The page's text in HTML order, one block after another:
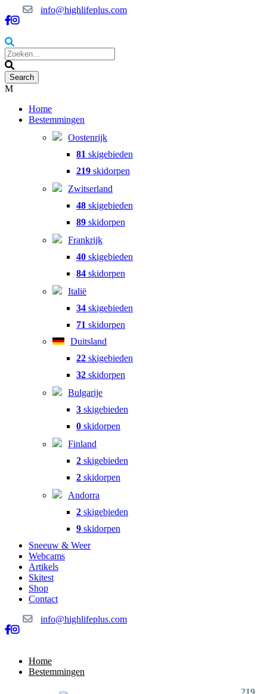
info@highlifeplus.com
Home
Bestemmingen
Oostenrijk
81 skigebieden
219 skidorpen
Zwitserland
48 skigebieden
89 skidorpen
Frankrijk
40 skigebieden
84 skidorpen
Italië
34 skigebieden
71 skidorpen
Duitsland
22 skigebieden
32 skidorpen
Bulgarije
3 skigebieden
0 skidorpen
Finland
2 skigebieden
2 skidorpen
Andorra
2 skigebieden
9 skidorpen
Sneeuw & Weer
Webcams
Artikels
Skitest
Shop
Contact
info@highlifeplus.com
Home
Bestemmingen
219